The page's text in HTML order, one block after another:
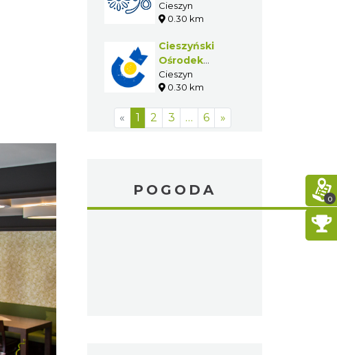
Cieszyńskiego
Cieszyn
0.30 km
Cieszyński
Ośrodek
Kultury "Dom
Narodowy" -
Cieszyn
0.30 km
« 1 2 3 … 6 »
POGODA
0